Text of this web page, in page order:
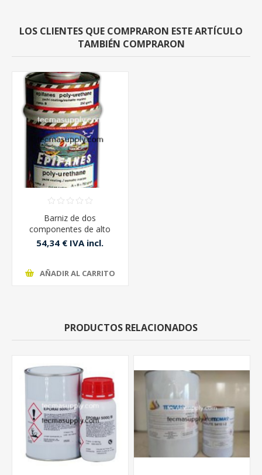
LOS CLIENTES QUE COMPRARON ESTE ARTÍCULO
TAMBIÉN COMPRARON
Barniz de dos
componentes de alto
brillo Epifanes
54,34 € IVA incl.
AÑADIR AL CARRITO
PRODUCTOS RELACIONADOS